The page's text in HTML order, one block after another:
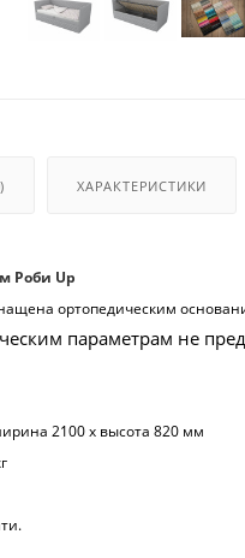
ХАРАКТЕРИСТИКИ
Роби Up
ортопедическим
параметрам не
2100 x высота 820 мм